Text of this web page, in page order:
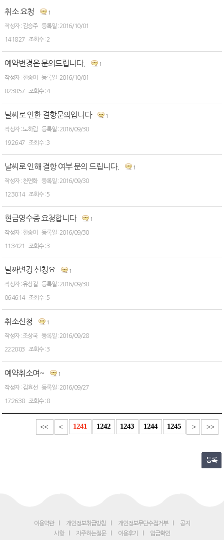
취소 요청 1
김승주 2016/10/01
14:18:27 2
예약변경은 문의드립니다. 1
한송이 2016/10/01
02:30:57 4
날씨로 인한 결항문의입니다 1
노하림 2016/09/30
19:26:47 3
날씨로 인해 결항 여부 문의 드립니다. 1
천연화 2016/09/30
12:30:14 5
현금영수증 요청합니다 1
한송이 2016/09/30
11:34:21 3
날짜변경 신청요 1
유상길 2016/09/30
06:46:14 5
취소신청 1
조상국 2016/09/28
22:20:03 3
예약취소여~ 1
김효선 2016/09/27
17:26:38 8
<< < 1241 1242 1243 1244 1245 > >>
등록
이용약관 개인정보취급방침 개인정보무단수집거부
공지
사항
자주하는질문 이용후기 입금확인